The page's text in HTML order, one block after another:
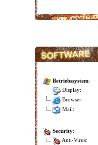
Betriebssystem:
Display:
Browser:
Mail:
Security:
Anti-Virus: